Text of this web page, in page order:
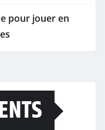
pour jouer en